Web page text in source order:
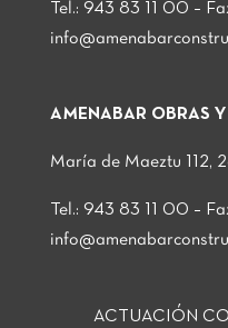
Tel.: 943 83 11 00 –
AMENABAR OBRAS
María de Maeztu 112,
Tel.: 943 83 11 00 –
ACTUACIÓN